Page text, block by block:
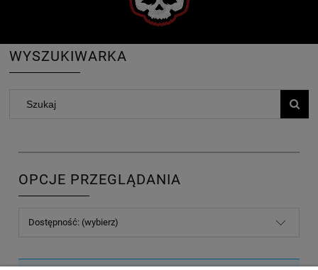
WYSZUKIWARKA
OPCJE PRZEGLĄDANIA
Dostępność: (wybierz)